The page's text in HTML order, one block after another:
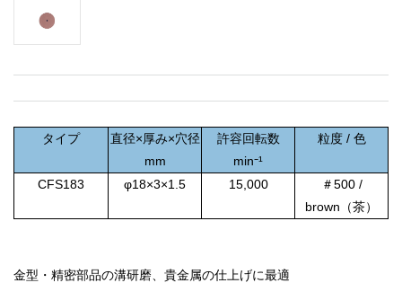
タイプ
直径×厚み×穴径
mm
許容回転数
min⁻¹
粒度 / 色
CFS183 φ18×3×1.5 15,000
＃500 /
brown（茶）
金型・精密部品の溝研磨、貴金属の仕上げに最適